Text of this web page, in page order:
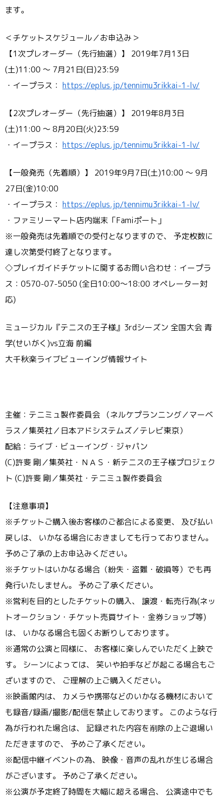
ます。
＜チケットスケジュール／お申込み＞
【1次プレオーダー（先行抽選）】 2019年7月13日
(土)11:00 ～ 7月21日(日)23:59
・イープラス： https://eplus.jp/tennimu3rikkai-1-lv/
【2次プレオーダー（先行抽選）】 2019年8月3日
(土)11:00 ～ 8月20日(火)23:59
・イープラス： https://eplus.jp/tennimu3rikkai-1-lv/
【一般発売（先着順）】 2019年9月7日(土)10:00 ～ 9月
27日(金)10:00
・イープラス： https://eplus.jp/tennimu3rikkai-1-lv/
・ファミリーマート店内端末「Famiポート」
※一般発売は先着順での受付となりますので、 予定枚数に
達し次第受付終了となります。
◇プレイガイドチケットに関するお問い合わせ：イープラ
ス：0570-07-5050 (全日10:00～18:00 オペレーター対
応)
ミュージカル『テニスの王子様』3rdシーズン 全国大会 青
学(せいがく)vs立海 前編
大千秋楽ライブビューイング情報サイト
主催：テニミュ製作委員会 （ネルケプランニング／マーベ
ラス／集英社／日本アドシステムズ／テレビ東京）
配給：ライブ・ビューイング・ジャパン
(C)許斐 剛／集英社・ＮＡＳ・新テニスの王子様プロジェク
ト (C)許斐 剛／集英社・テニミュ製作委員会
【注意事項】
※チケットご購入後お客様のご都合による変更、 及び払い
戻しは、 いかなる場合におきましても行っておりません。
予めご了承の上お申込みください。
※チケットはいかなる場合（紛失・盗難・破損等）でも再
発行いたしません。 予めご了承ください。
※営利を目的としたチケットの購入、 譲渡・転売行為(ネッ
トオークション・チケット売買サイト・金券ショップ等)
は、 いかなる場合も固くお断りしております。
※通常の公演と同様に、 お客様に楽しんでいただく上映で
す。 シーンによっては、 笑いや拍手などが起こる場合もご
ざいますので、 ご理解の上ご購入ください。
※映画館内は、 カメラや携帯などのいかなる機材において
も録音/録画/撮影/配信を禁止しております。 このような行
為が行われた場合は、 記録された内容を削除の上ご退場い
ただきますので、 予めご了承ください。
※配信中継イベントの為、 映像・音声の乱れが生じる場合
がございます。 予めご了承ください。
※公演が予定終了時間を大幅に超える場合、 公演途中でも